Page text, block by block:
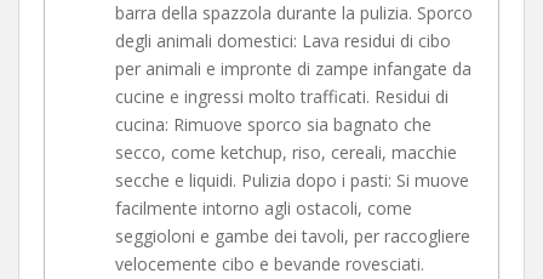
barra della spazzola durante la pulizia. Sporco
degli animali domestici: Lava residui di cibo
per animali e impronte di zampe infangate da
cucine e ingressi molto trafficati. Residui di
cucina: Rimuove sporco sia bagnato che
secco, come ketchup, riso, cereali, macchie
secche e liquidi. Pulizia dopo i pasti: Si muove
facilmente intorno agli ostacoli, come
seggioloni e gambe dei tavoli, per raccogliere
velocemente cibo e bevande rovesciati.